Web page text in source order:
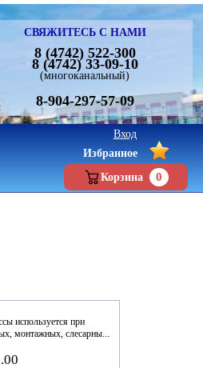
СВЯЖИТЕСЬ С НАМИ
8 (4742) 522-300
8 (4742) 33-09-10
(многоканальный)
8-904-297-57-09
Избранное
Корзина
0
Вход
используется при
монтажных, слесарны...